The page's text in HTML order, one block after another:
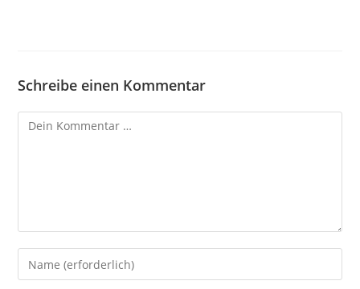
Schreibe einen Kommentar
Kommentar
Gib
deinen